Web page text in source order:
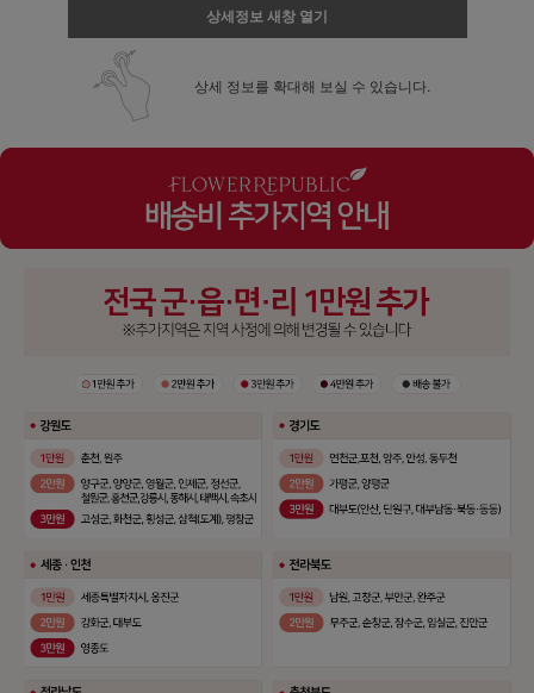
상세정보 새창 열기
상세 정보를 확대해 보실 수 있습니다.